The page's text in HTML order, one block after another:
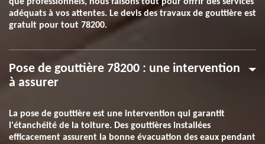
adéquats à vos attentes. Le devis des travaux de gouttière est
gratuit pour tout 78200.
Pose de gouttière 78200 : une intervention
à assurer
La pose de gouttière est une intervention qui garantit
l'étanchéité de la toiture. Des gouttières installées
efficacement assurent la bonne évacuation des eaux pendant